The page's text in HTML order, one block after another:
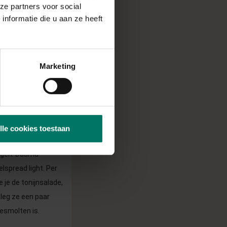
partners voor social
die u aan ze heeft
Marketing
cookies toestaan
met de kwark en
lijn
Daarna
light. Per
je de tonijnsalade,
ze een paar
is.